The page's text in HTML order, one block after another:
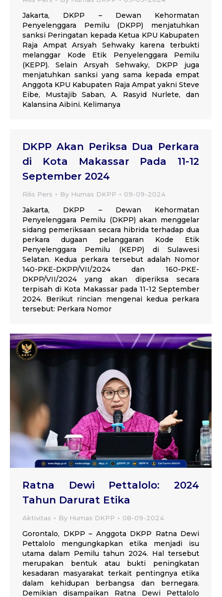
Jakarta, DKPP – Dewan Kehormatan
Penyelenggara Pemilu (DKPP) menjatuhkan
sanksi Peringatan kepada Ketua KPU Kabupaten
Raja Ampat Arsyah Sehwaky karena terbukti
melanggar Kode Etik Penyelenggara Pemilu
(KEPP). Selain Arsyah Sehwaky, DKPP juga
menjatuhkan sanksi yang sama kepada empat
Anggota KPU Kabupaten Raja Ampat yakni Steve
Eibe, Mustajib Saban, A. Rasyid Nurlete, dan
Kalansina Aibini. Kelimanya
DKPP Akan Periksa Dua Perkara
di Kota Makassar Pada 11-12
September 2024
Rilis Pers By Humas DKPP 09-09-2024
Jakarta, DKPP – Dewan Kehormatan
Penyelenggara Pemilu (DKPP) akan menggelar
sidang pemeriksaan secara hibrida terhadap dua
perkara dugaan pelanggaran Kode Etik
Penyelenggara Pemilu (KEPP) di Sulawesi
Selatan. Kedua perkara tersebut adalah Nomor
140-PKE-DKPP/VII/2024 dan 160-PKE-
DKPP/VII/2024 yang akan diperiksa secara
terpisah di Kota Makassar pada 11-12 September
2024. Berikut rincian mengenai kedua perkara
tersebut: Perkara Nomor
Ratna Dewi Pettalolo: 2024
Tahun Darurat Etika
Aktivitas By Humas DKPP 08-09-2024
Gorontalo, DKPP – Anggota DKPP Ratna Dewi
Pettalolo mengungkapkan etika menjadi isu
utama dalam Pemilu tahun 2024. Hal tersebut
merupakan bentuk atau bukti peningkatan
kesadaran masyarakat terkait pentingnya etika
dalam kehidupan berbangsa dan bernegara.
Demikian disampaikan Ratna Dewi Pettalolo